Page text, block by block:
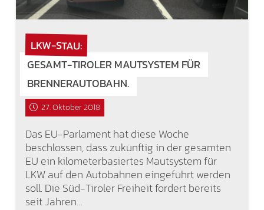
LKW-STAU:
GESAMT-TIROLER MAUTSYSTEM FÜR
BRENNERAUTOBAHN.
27. Oktober 2018
Das EU-Parlament hat diese Woche
beschlossen, dass zukünftig in der gesamten
EU ein kilometerbasiertes Mautsystem für
LKW auf den Autobahnen eingeführt werden
soll. Die Süd-Tiroler Freiheit fordert bereits
seit Jahren…